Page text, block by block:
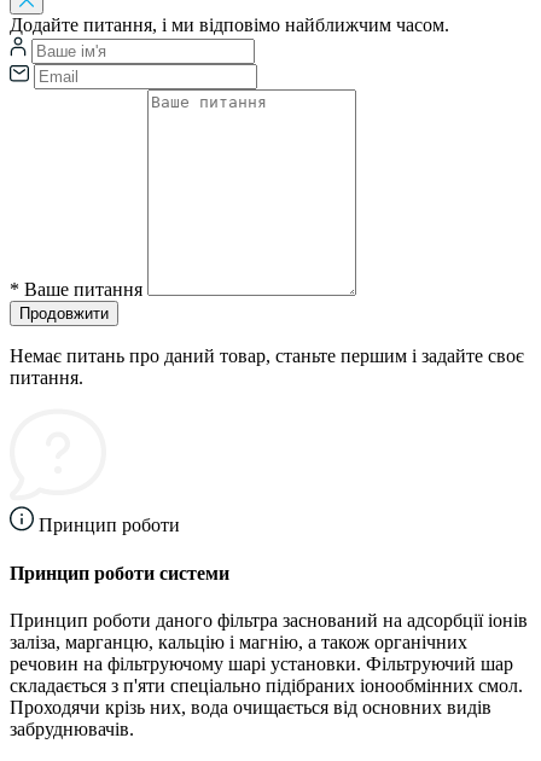
Додайте питання, і ми відповімо найближчим часом.
* Ваше питання
Продовжити
Немає питань про даний товар, станьте першим і задайте своє
питання.
Принцип роботи
Принцип роботи системи
Принцип роботи даного фільтра заснований на адсорбції іонів
заліза, марганцю, кальцію і магнію, а також органічних
речовин на фільтруючому шарі установки. Фільтруючий шар
складається з п'яти спеціально підібраних іонообмінних смол.
Проходячи крізь них, вода очищається від основних видів
забруднювачів.